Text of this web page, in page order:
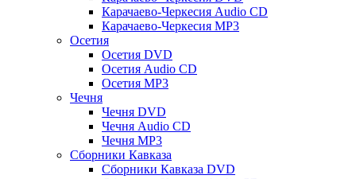
Карачаево-Черкесия Audio CD
Карачаево-Черкесия MP3
Осетия
Осетия DVD
Осетия Audio CD
Осетия MP3
Чечня
Чечня DVD
Чечня Audio CD
Чечня MP3
Сборники Кавказа
Сборники Кавказа DVD